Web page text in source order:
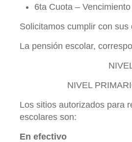
6ta Cuota –
Solicitamos cumplir con
La pensión escolar,
NIVEL
Los sitios autorizados para
escolares son:
En efectivo